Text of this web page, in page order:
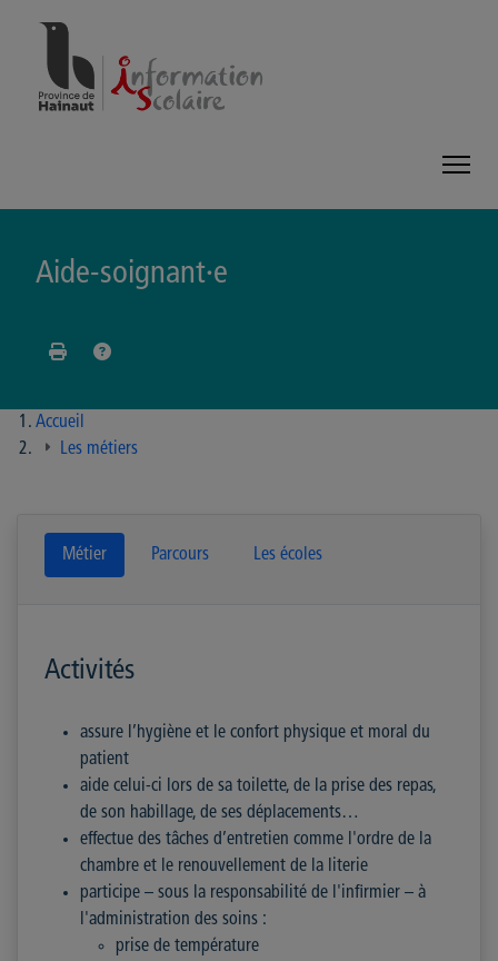
Aide-soignant·e
Accueil
Les métiers
Métier Parcours Les écoles
Activités
assure l’hygiène et le confort physique et moral du
patient
aide celui-ci lors de sa toilette, de la prise des repas,
de son habillage, de ses déplacements…
effectue des tâches d’entretien comme l'ordre de la
chambre et le renouvellement de la literie
participe – sous la responsabilité de l'infirmier – à
l'administration des soins :
prise de température